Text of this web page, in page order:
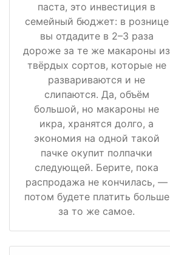
паста, это инвестиция в
семейный бюджет: в рознице
вы отдадите в 2–3 раза
дороже за те же макароны из
твёрдых сортов, которые не
развариваются и не
слипаются. Да, объём
большой, но макароны не
икра, хранятся долго, а
экономия на одной такой
пачке окупит полпачки
следующей. Берите, пока
распродажа не кончилась, —
потом будете платить больше
за то же самое.